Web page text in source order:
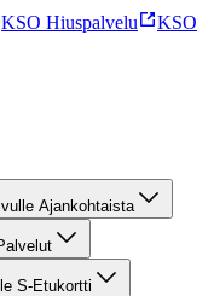
KSO Hiuspalvelu
KSO
Ajankohtaista
S-Etukortti